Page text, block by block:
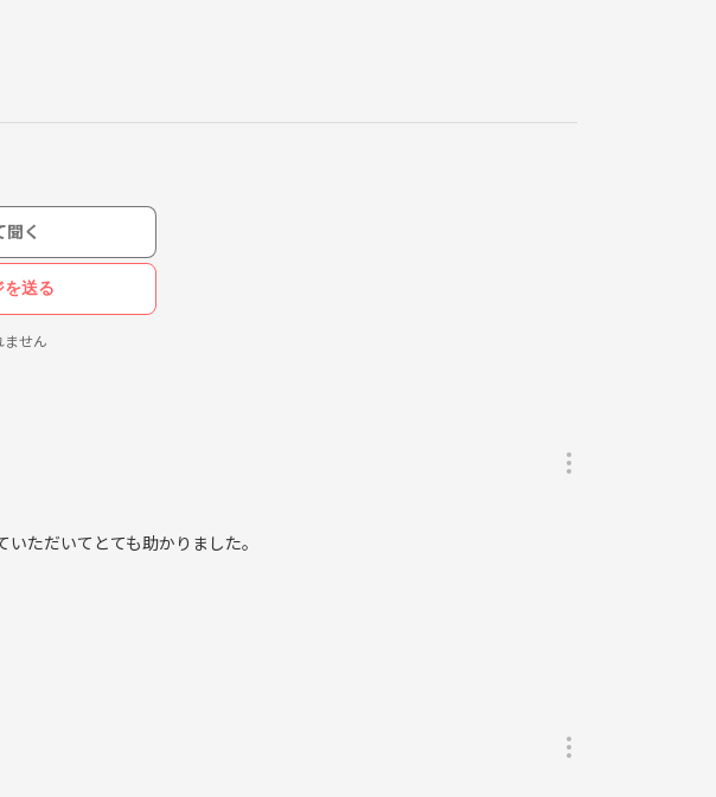
しております！
く
を送る
せん
ただいてとても助かりました。